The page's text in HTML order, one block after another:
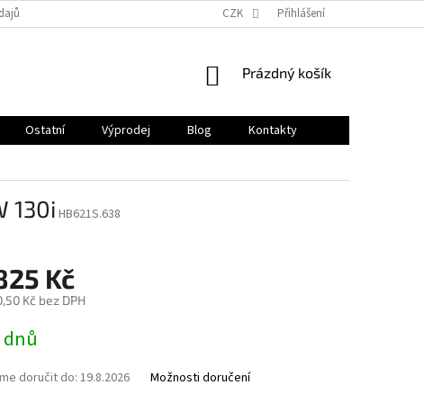
CZK Přihlášení
NÁKUPNÍ
Prázdný košík
Ostatní Výprodej Blog
Kontakty
130i HB621S.638
Kč
Kč bez DPH
dnů
doručit do:19.8.2026 Možnosti doručení